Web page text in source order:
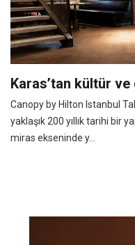
Karas’tan kültür
Canopy by Hilton Istanbul
yaklaşık 200 yıllık tarihi bir
miras ekseninde y...